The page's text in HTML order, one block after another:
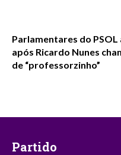
Parlamentares do PSOL
após Ricardo Nunes
de “professorzinho”
Partido